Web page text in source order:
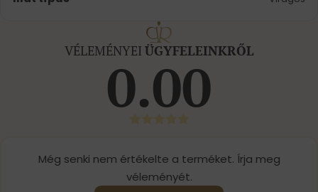
VÉLEMÉNYEI ÜGYFELEINKRŐL
0.00
Még senki nem értékelte a terméket. Írja meg
véleményét.